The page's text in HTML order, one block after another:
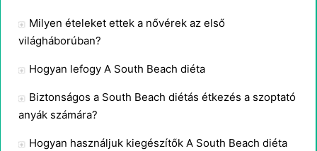
Milyen ételeket ettek a nővérek az első
világháborúban?
Hogyan lefogy A South Beach diéta
Biztonságos a South Beach diétás étkezés a szoptató
anyák számára?
Hogyan használjuk kiegészítők A South Beach diéta